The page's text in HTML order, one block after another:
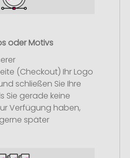
oder Motivs
(Checkout) Ihr Logo
schließen Sie Ihre
Sie gerade keine
Verfügung haben,
später